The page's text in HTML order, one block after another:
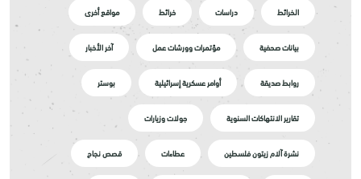
الخرائط دراسات خرائط مواقع أخرى
بيانات صحفية مؤتمرات وورشات عمل آخر الأخبار
روابط صديقة أوامر عسكرية إسرائيلية بوستر
تقارير الانتهاكات السنوية جولات وزيارات
نشرة آلام زيتون فلسطين عطاءات قصص نجاح